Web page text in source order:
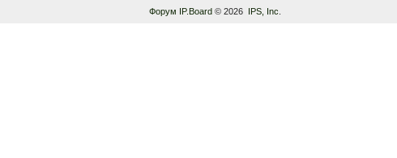
Форум IP.Board © 2026 IPS, Inc